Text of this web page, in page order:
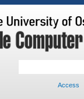
Access